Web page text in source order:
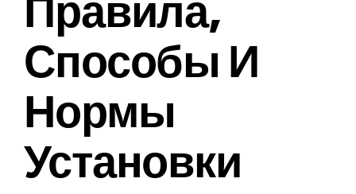
Способы И
Нормы
Установки